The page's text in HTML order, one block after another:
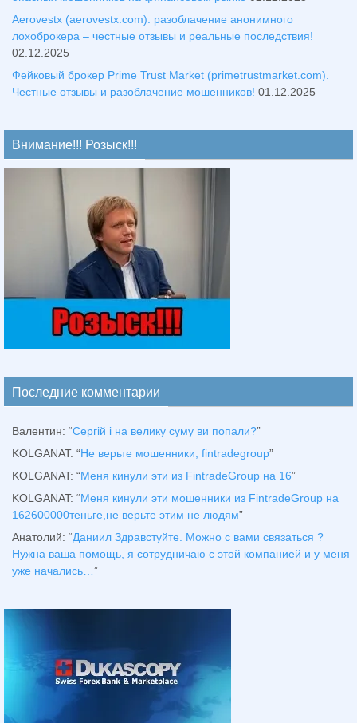
Aerovestx (aerovestx.com): разоблачение анонимного
лохоброкера – честные отзывы и реальные последствия!
02.12.2025
Фейковый брокер Prime Trust Market (primetrustmarket.com).
Честные отзывы и разоблачение мошенников! 01.12.2025
Внимание!!! Розыск!!!
Последние комментарии
Валентин: “Сергій і на велику суму ви попали?”
KOLGANAT: “Не верьте мошенники, fintradegroup”
KOLGANAT: “Меня кинули эти из FintradeGroup на 16”
KOLGANAT: “Меня кинули эти мошенники из FintradeGroup на
162600000теньге,не верьте этим не людям”
Анатолий: “Даниил Здравстуйте. Можно с вами связаться ?
Нужна ваша помощь, я сотрудничаю с этой компанией и у меня
уже начались… ”